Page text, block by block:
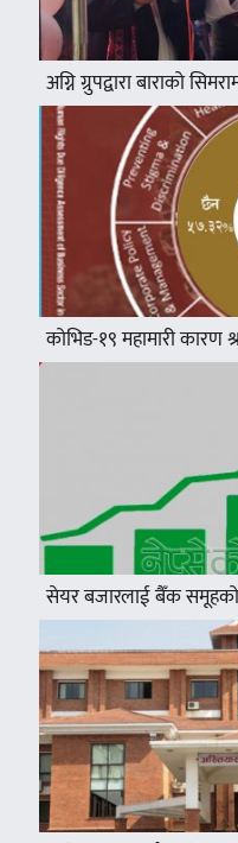
अग्नि ग्रुपद्वारा बाराको
कोभिड-१९ महामारी
सेयर बजारलाई बैँक समूहको